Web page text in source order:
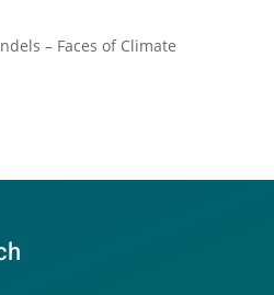
– Faces of Climate